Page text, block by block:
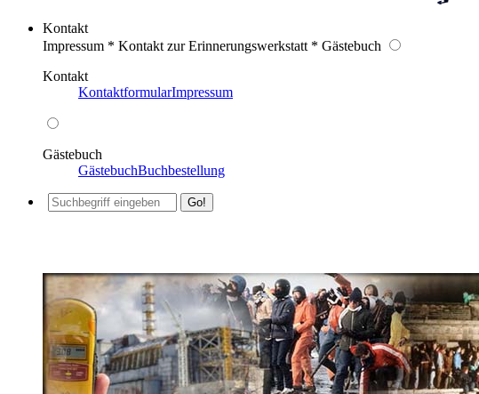
Kontakt
Impressum * Kontakt zur Erinnerungswerkstatt * Gästebuch
Kontakt
KontaktformularImpressum
Gästebuch
GästebuchBuchbestellung